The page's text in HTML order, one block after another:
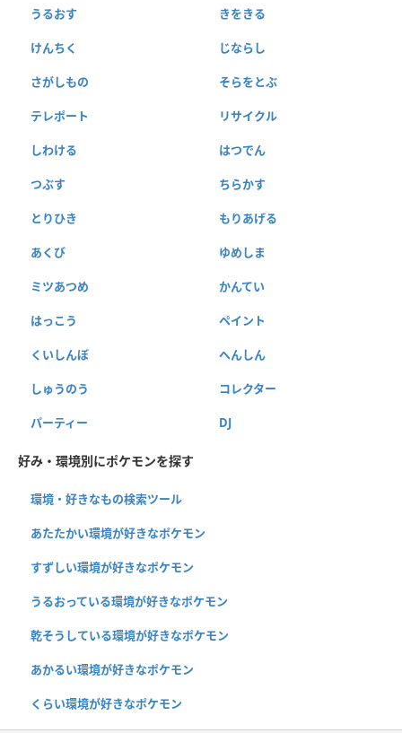
うるおす きをきる
けんちく じならし
さがしもの そらをとぶ
テレポート リサイクル
しわける はつでん
つぶす ちらかす
とりひき もりあげる
あくび ゆめしま
ミツあつめ かんてい
はっこう ペイント
くいしんぼ へんしん
しゅうのう コレクター
パーティー DJ
好み・環境別にポケモンを探す
環境・好きなもの検索ツール
あたたかい環境が好きなポケモン
すずしい環境が好きなポケモン
うるおっている環境が好きなポケモン
乾そうしている環境が好きなポケモン
あかるい環境が好きなポケモン
くらい環境が好きなポケモン